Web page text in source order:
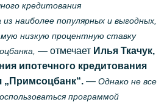
кредитования
наиболее популярных и выгодных,
низкую процентную ставку
— отмечает Илья Ткачук,
ипотечного кредитования
— Однако не все
программой